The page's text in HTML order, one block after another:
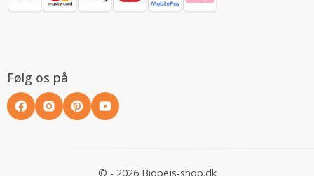
Følg os på
© - 2026 Biopejs-shop.dk